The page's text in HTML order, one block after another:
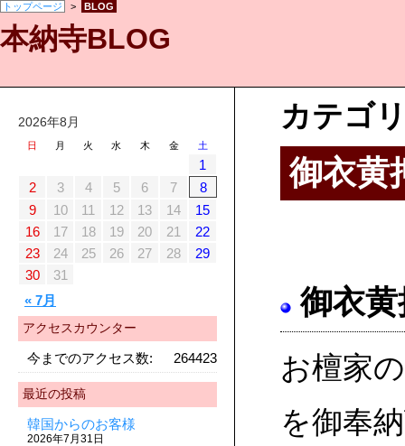
本納寺BLOG
トップページ > BLOG
2026年8月
日 月 火 水 木 金 土
« 7月
1
2
3 4 5 6 7
8
9
10 11 12 13 14
15
16
17 18 19 20 21
22
23
24 25 26 27 28
29
30
31
アクセスカウンター
264423
今までのアクセス数:
最近の投稿
韓国からのお客様
2026年7月31日
カテゴ
御衣黄
御衣
お檀家
を御奉